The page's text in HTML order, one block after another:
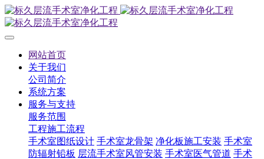
网站首页
关于我们
公司简介
系统方案
服务与支持
服务范围
工程施工流程
手术室图纸设计 手术室龙骨架 净化板施工安装 手术室
防辐射铅板 层流手术室风管安装 手术室医气管道 手术